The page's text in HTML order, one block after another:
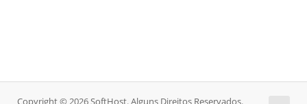
Copyright © 2026 SoftHost. Alguns Direitos Reservados.